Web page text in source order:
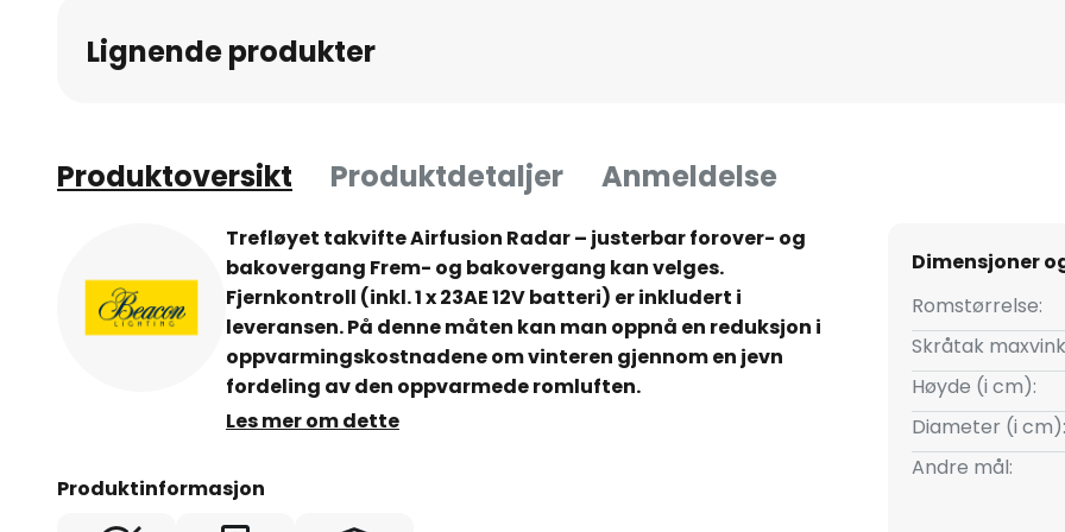
bildegalleri
Lignende produkter
Produktoversikt Produktdetaljer Anmeldelse
Trefløyet takvifte Airfusion Radar – justerbar forover- og
bakovergang Frem- og bakovergang kan velges.
Fjernkontroll (inkl. 1 x 23AE 12V batteri) er inkludert i
leveransen. På denne måten kan man oppnå en reduksjon i
oppvarmingskostnadene om vinteren gjennom en jevn
fordeling av den oppvarmede romluften.
- Utstyrt med svært stillegående DC-motor
Les mer om dette
Produktinformasjon
Dimensjoner
Romstørrelse:
Skråtak
Høyde (i cm):
Diameter (i cm):
Andre mål: